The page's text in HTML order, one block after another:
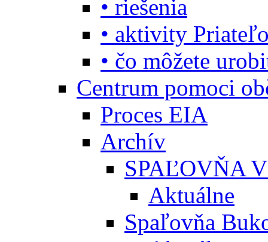
• riešenia
• aktivity
• čo môžete
Centrum pomoci
Proces EIA
Archív
SPAĽOVŇA
Aktuálne
Spaľovňa